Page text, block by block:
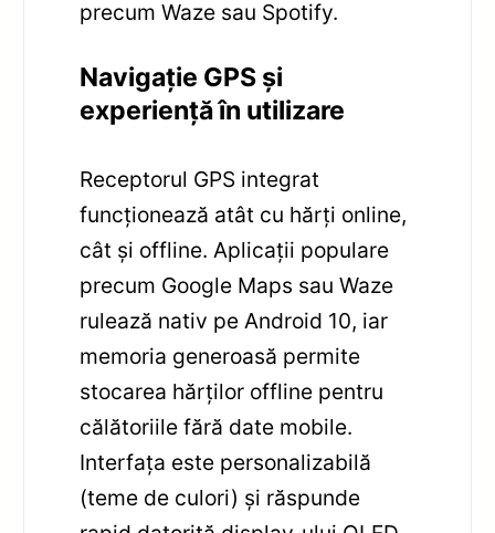
precum Waze sau Spotify.
Navigație GPS și
experiență în utilizare
Receptorul GPS integrat
funcționează atât cu hărți online,
cât și offline. Aplicații populare
precum Google Maps sau Waze
rulează nativ pe Android 10, iar
memoria generoasă permite
stocarea hărților offline pentru
călătoriile fără date mobile.
Interfața este personalizabilă
(teme de culori) și răspunde